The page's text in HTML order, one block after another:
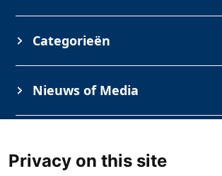
Categorieën
Nieuws of Media
Privacy on this site